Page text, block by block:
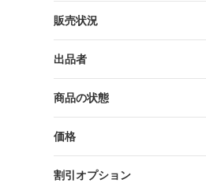
販売状況
出品者
商品の状態
価格
割引オプション